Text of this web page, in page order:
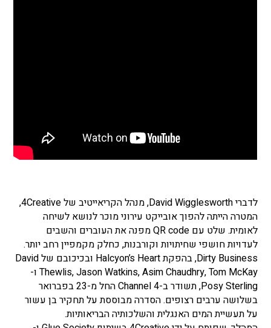
לדברי David Wigglesworth, מנהל הקריאייטיב של 4Creative,
המטרה הייתה להפוך אובייקט עירוני מוכר לנושא לשיחה
לאומית. שלט עם QR code מפנה את העוברים והשבים
לעדויות חושפי שחיתויות וקורבנות, כחלק מקמפיין רחב יותר.
Dirty Business, בהפקת Halcyon’s Heart ובכיכובם של David
Thewlis, Jason Watkins, Asim Chaudhry, Tom McKay ו-
Posy Sterling, תשודר ב-Channel 4 החל מ-23 בפברואר
בשלושה ערבים רצופים. הסדרה מבוססת על תחקיר בן עשור
על תעשיית המים האנגלית והשלכותיה הבריאותיות.